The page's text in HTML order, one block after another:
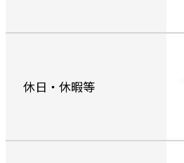
休日・休暇等